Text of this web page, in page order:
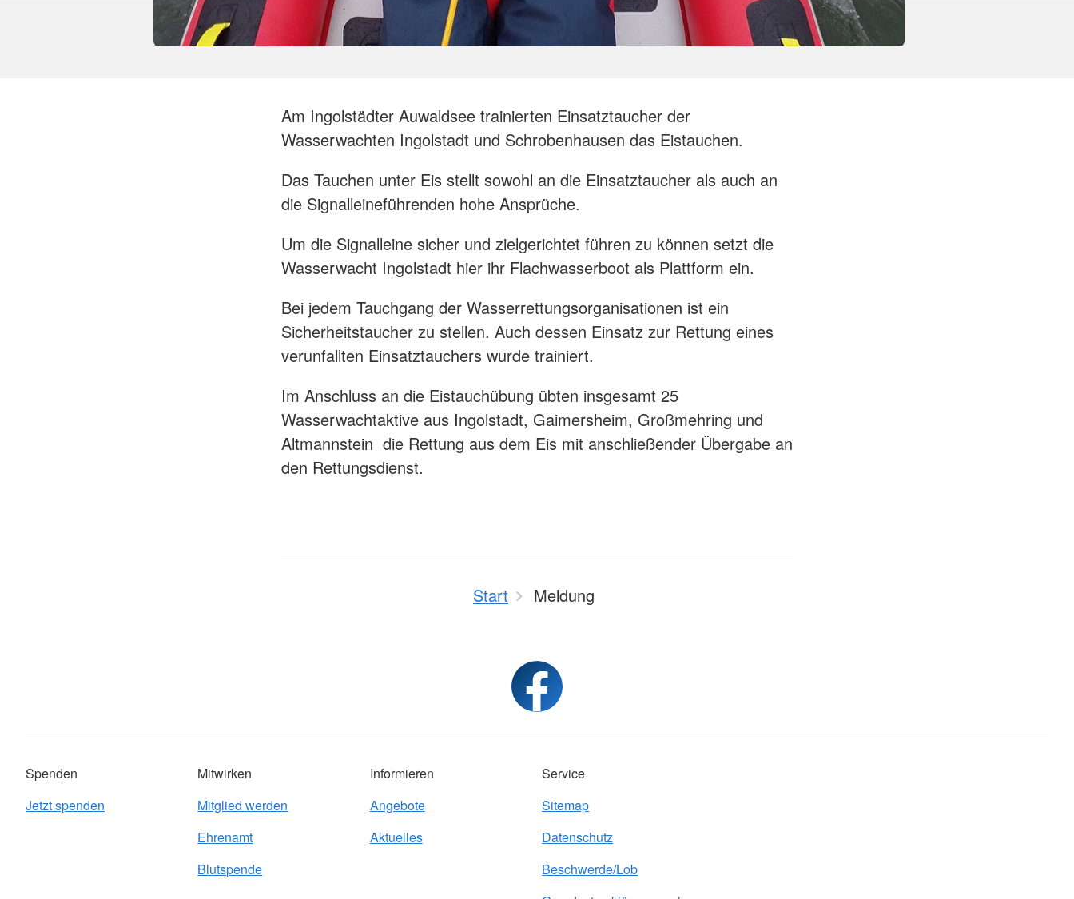
Am Ingolstädter Auwaldsee trainierten Einsatztaucher der
Wasserwachten Ingolstadt und Schrobenhausen das Eistauchen.
Das Tauchen unter Eis stellt sowohl an die Einsatztaucher als auch an
die Signalleineführenden hohe Ansprüche.
Um die Signalleine sicher und zielgerichtet führen zu können setzt die
Wasserwacht Ingolstadt hier ihr Flachwasserboot als Plattform ein.
Bei jedem Tauchgang der Wasserrettungsorganisationen ist ein
Sicherheitstaucher zu stellen. Auch dessen Einsatz zur Rettung eines
verunfallten Einsatztauchers wurde trainiert.
Im Anschluss an die Eistauchübung übten insgesamt 25
Wasserwachtaktive aus Ingolstadt, Gaimersheim, Großmehring und
Altmannstein die Rettung aus dem Eis mit anschließender Übergabe an
den Rettungsdienst.
Start Meldung
Spenden
Jetzt spenden
Mitwirken
Mitglied werden
Ehrenamt
Blutspende
Informieren
Angebote
Aktuelles
Service
Sitemap
Datenschutz
Beschwerde/Lob